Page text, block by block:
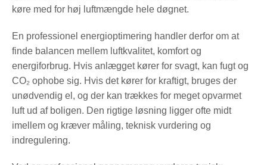
køre med for høj luftmængde hele døgnet.
En professionel energioptimering handler derfor om at
finde balancen mellem luftkvalitet, komfort og
energiforbrug. Hvis anlægget kører for svagt, kan fugt og
CO₂ ophobe sig. Hvis det kører for kraftigt, bruges der
unødvendig el, og der kan trækkes for meget opvarmet
luft ud af boligen. Den rigtige løsning ligger ofte midt
imellem og kræver måling, teknisk vurdering og
indregulering.